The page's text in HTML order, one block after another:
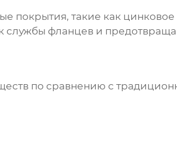
покрытия, такие как
службы фланцев и
по сравнению с